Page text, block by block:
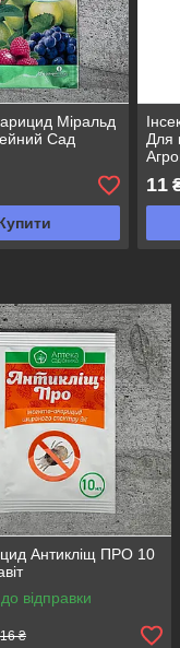
Міральд
Сад
Для
11
Антикліщ ПРО 10
відправки
16 ₴